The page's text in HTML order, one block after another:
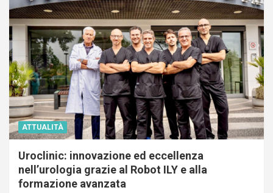
ATTUALITÀ
Uroclinic: innovazione ed eccellenza
nell’urologia grazie al Robot ILY e alla
formazione avanzata